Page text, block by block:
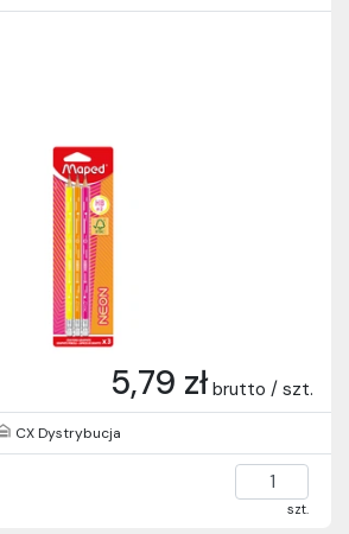
5,79 zł brutto / szt.
CX Dystrybucja
szt.